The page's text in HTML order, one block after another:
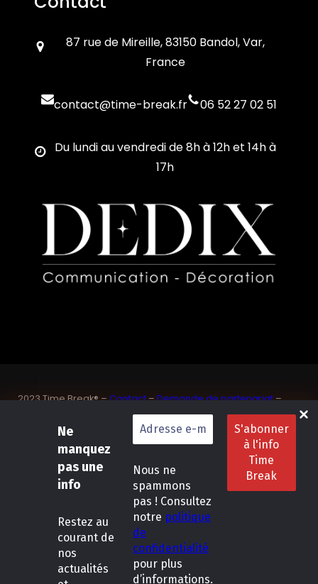
Ne
manquez
pas une
info
Restez au
courant de
nos
actualités
Nous ne
spammons
pas ! Consultez
notre politique
de
confidentialité
pour plus
d’informations.
87 rue de Mireille, 83150 Bandol, Var,
France
contact@time-break.fr 06 52 27 02 51
Du lundi au vendredi de 8h à 12h et 14h à
17h
2023 Time Break® –Contact–Demande de partenariat–
Sponsoriser un joueur de padel français
SASU Dedix Communication – 87 rue de Mireille – 83 150
Bandol – Var
Conditions
générales de location
Follow Us :LinkedIn
Instagram